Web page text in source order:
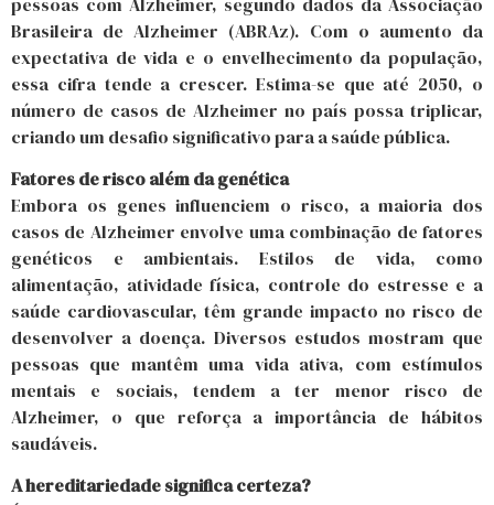
Brasileira de Alzheimer (ABRAz). Com o aumento da
expectativa de vida e o envelhecimento da população,
essa cifra tende a crescer. Estima-se que até 2050, o
número de casos de Alzheimer no país possa triplicar,
criando um desafio significativo para a saúde pública.
Fatores de risco além da genética
Embora os genes influenciem o risco, a maioria dos
casos de Alzheimer envolve uma combinação de fatores
genéticos e ambientais. Estilos de vida, como
alimentação, atividade física, controle do estresse e a
saúde cardiovascular, têm grande impacto no risco de
desenvolver a doença. Diversos estudos mostram que
pessoas que mantêm uma vida ativa, com estímulos
mentais e sociais, tendem a ter menor risco de
Alzheimer, o que reforça a importância de hábitos
saudáveis.
A hereditariedade significa certeza?